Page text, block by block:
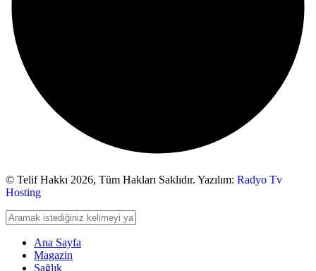
© Telif Hakkı 2026, Tüm Hakları Saklıdır. Yazılım: Radyo Tv
Hosting
Ana Sayfa
Magazin
Sağlık